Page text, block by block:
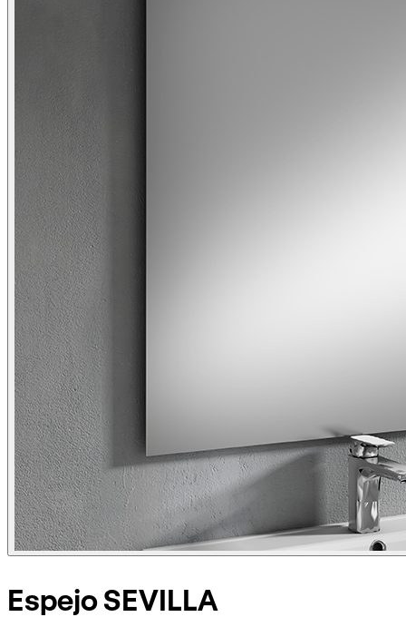
Espejo SEVILLA